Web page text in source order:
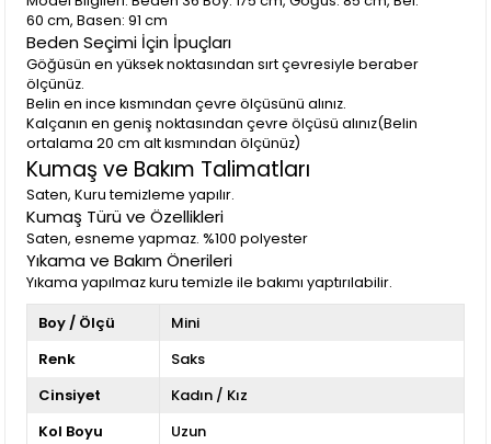
60 cm, Basen: 91 cm
Beden Seçimi İçin İpuçları
Göğüsün en yüksek noktasından sırt çevresiyle beraber
ölçünüz.
Belin en ince kısmından çevre ölçüsünü alınız.
Kalçanın en geniş noktasından çevre ölçüsü alınız(Belin
ortalama 20 cm alt kısmından ölçünüz)
Kumaş ve Bakım Talimatları
Saten, Kuru temizleme yapılır.
Kumaş Türü ve Özellikleri
Saten, esneme yapmaz. %100 polyester
Yıkama ve Bakım Önerileri
Yıkama yapılmaz kuru temizle ile bakımı yaptırılabilir.
Boy / Ölçü
Mini
Renk
Saks
Cinsiyet
Kadın / Kız
Kol Boyu
Uzun